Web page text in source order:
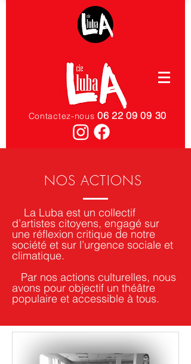
Contactez-nous 06 22 09 09 30
NOS ACTIONS
La Luba est un collectif
d’artistes citoyens, engagé sur
une réflexion critique de notre
société et sur l’urgence sociale et
climatique.
Par nos actions culturelles, nous
avons pour objectif un théâtre
populaire et accessible à tous.